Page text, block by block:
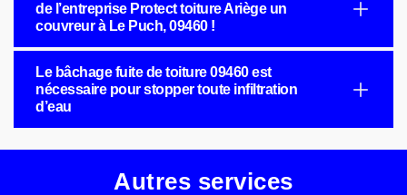
de l’entreprise Protect toiture Ariège un
couvreur à Le Puch, 09460 !
Le bâchage fuite de toiture 09460 est
nécessaire pour stopper toute infiltration
d’eau
Autres services